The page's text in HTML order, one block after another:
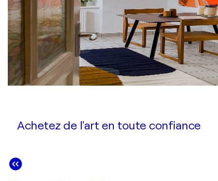
Achetez de l'art en toute confiance